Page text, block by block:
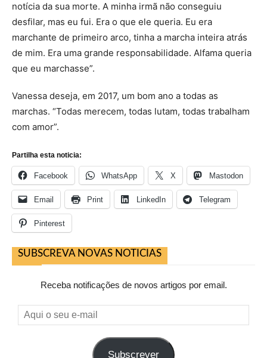
notícia da sua morte. A minha irmã não conseguiu
desfilar, mas eu fui. Era o que ele queria. Eu era
marchante de primeiro arco, tinha a marcha inteira atrás
de mim. Era uma grande responsabilidade. Alfama queria
que eu marchasse”.
Vanessa deseja, em 2017, um bom ano a todas as
marchas. “Todas merecem, todas lutam, todas trabalham
com amor”.
Partilha esta noticia:
Facebook WhatsApp X Mastodon
Email Print LinkedIn Telegram
Pinterest
SUBSCREVA NOVAS NOTICIAS
Receba notificações de novos artigos por email.
Aqui
o
Subscrever